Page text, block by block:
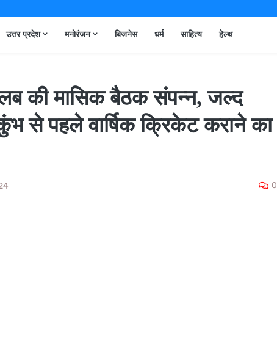
उत्तर प्रदेश मनोरंजन बिजनेस धर्म साहित्य हेल्थ
की मासिक बैठक संपन्न, जल्द
कुंभ से पहले वार्षिक क्रिकेट कराने का
0